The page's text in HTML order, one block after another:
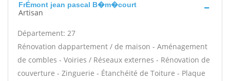
FrÉmont jean pascal B�m�court
Artisan
Département: 27
Rénovation dappartement / de maison - Aménagement
de combles - Voiries / Réseaux externes - Rénovation de
couverture - Zinguerie - Étanchéité de Toiture - Plaque